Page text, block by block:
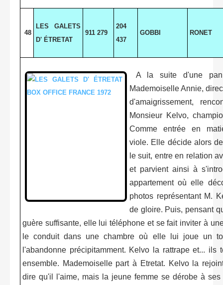
48
LES GALETS
D' ÉTRETAT
911 279
204
437
GOBBI RONET
A la suite d'une
Mademoiselle Annie,
d'amaigrissement,
Monsieur Kelvo,
Comme entrée en
viole. Elle décide alors
le suit, entre en relation
et parvient ainsi à
appartement où elle
photos représentant M.
de gloire. Puis, pensant
guère suffisante, elle lui téléphone et se fait inviter à
le conduit dans une chambre où elle lui joue un
l'abandonne précipitamment. Kelvo la rattrape et... ils
ensemble. Mademoiselle part à Etretat. Kelvo la
dire qu'il l'aime, mais la jeune femme se dérobe à ses